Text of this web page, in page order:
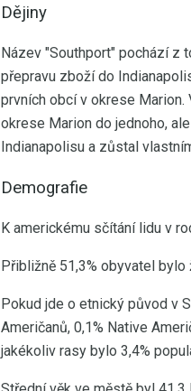
Dějiny
Název "Southport" pochází z
přepravu zboží do
prvních obcí v okrese
okrese Marion do jednoho,
Indianapolisu a zůstal
Demografie
K americkému sčítání lidu v
Přibližně 51,3% obyvatel bylo
Pokud jde o etnický původ v
Američanů, 0,1% Native
jakékoliv rasy bylo 3,4%